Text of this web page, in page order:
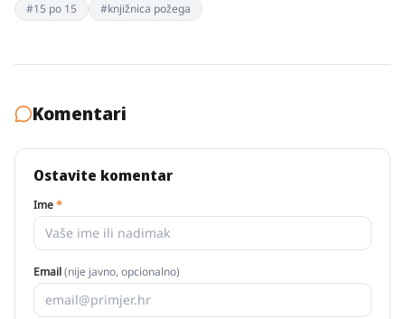
#15 po 15 #knjižnica požega
Komentari
Ostavite komentar
Ime*
Email(nije javno, opcionalno)